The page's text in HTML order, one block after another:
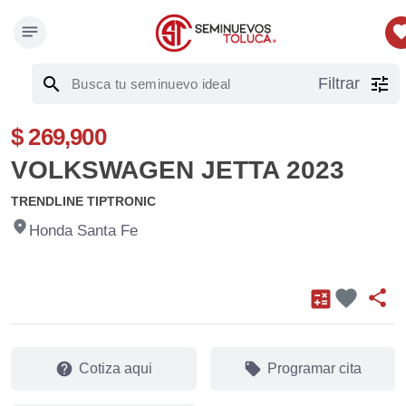
notes
search Filtrar tune
$ 269,900
VOLKSWAGEN JETTA 2023
TRENDLINE TIPTRONIC
fmd_good Honda Santa Fe
calculatefavorite share
help Cotiza aqui local_offer Programar cita